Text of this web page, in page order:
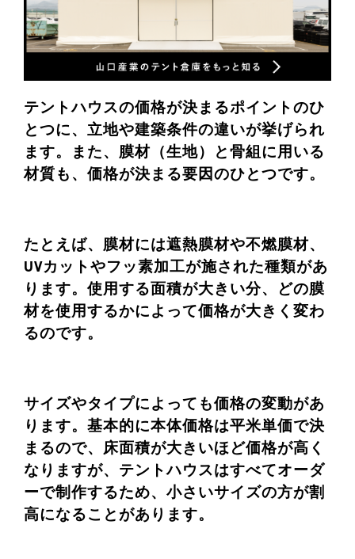
テントハウスの価格が決まるポイントのひ
とつに、立地や建築条件の違いが挙げられ
ます。また、膜材（生地）と骨組に用いる
材質も、価格が決まる要因のひとつです。
たとえば、膜材には遮熱膜材や不燃膜材、
UVカットやフッ素加工が施された種類があ
ります。使用する面積が大きい分、どの膜
材を使用するかによって価格が大きく変わ
るのです。
サイズやタイプによっても価格の変動があ
ります。基本的に本体価格は平米単価で決
まるので、床面積が大きいほど価格が高く
なりますが、テントハウスはすべてオーダ
ーで制作するため、小さいサイズの方が割
高になることがあります。